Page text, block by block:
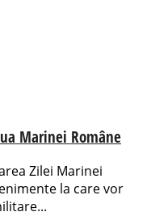
Marinei Române
Zilei Marinei
la care vor